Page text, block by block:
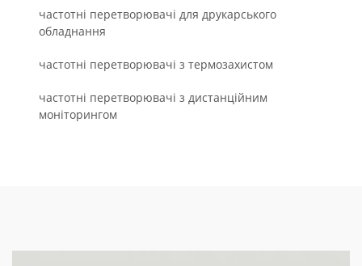
частотні перетворювачі для друкарського
обладнання
частотні перетворювачі з термозахистом
частотні перетворювачі з дистанційним
моніторингом